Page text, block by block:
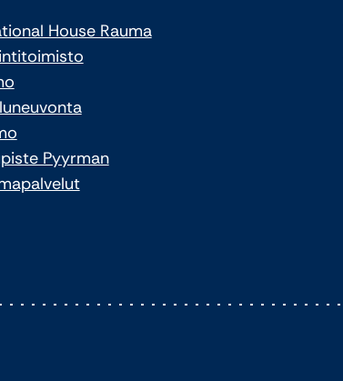
House Rauma
Pyyrman